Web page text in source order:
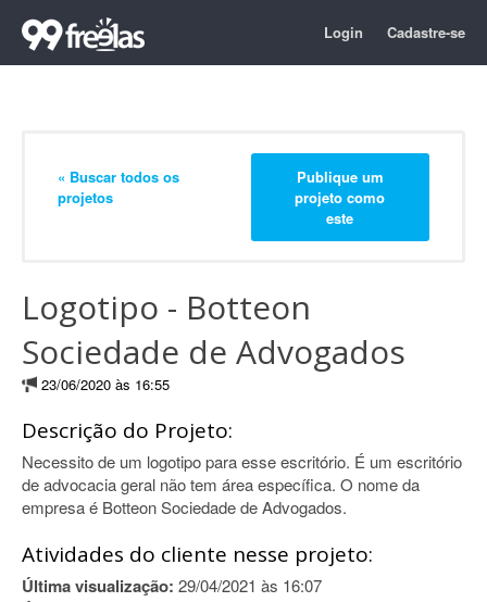
Login Cadastre-se
« Buscar todos os
projetos
Publique um
projeto como
este
Logotipo - Botteon
Sociedade de Advogados
23/06/2020 às 16:55
Descrição do Projeto:
Necessito de um logotipo para esse escritório. É um escritório
de advocacia geral não tem área específica. O nome da
empresa é Botteon Sociedade de Advogados.
Atividades do cliente nesse projeto:
Última visualização: 29/04/2021 às 16:07